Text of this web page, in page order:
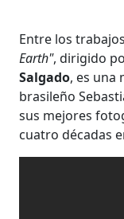
Entre los
Earth", dirigido
Salgado, es una
brasileño
sus mejores
cuatro décadas